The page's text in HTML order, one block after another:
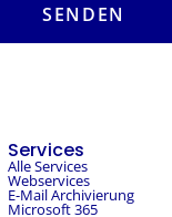
SENDEN
Services
Alle Services
Webservices
E-Mail Archivierung
Microsoft 365